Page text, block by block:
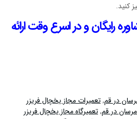
کنید.
رایگان و در اسرع وقت ارائه
در قم,تعمیرات مجاز یخچال فریزر
در قم,تعمیرگاه مجاز یخچال فریزر